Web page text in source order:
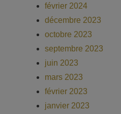
février 2024
décembre 2023
octobre 2023
septembre 2023
juin 2023
mars 2023
février 2023
janvier 2023